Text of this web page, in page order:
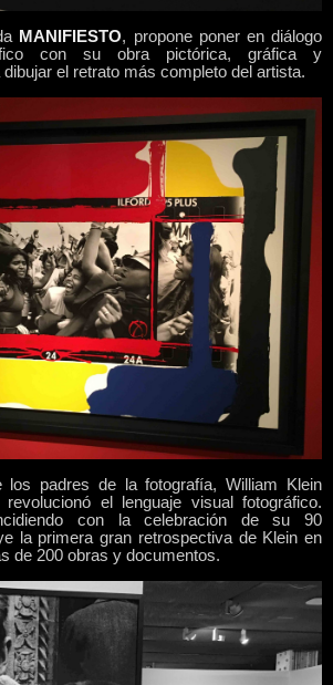
MANIFIESTO, propone poner en diálogo
con su obra pictórica, gráfica y
el retrato más completo del artista.
los padres de la fotografía, William Klein
el lenguaje visual fotográfico.
con la celebración de su 90
la primera gran retrospectiva de Klein en
de 200 obras y documentos.